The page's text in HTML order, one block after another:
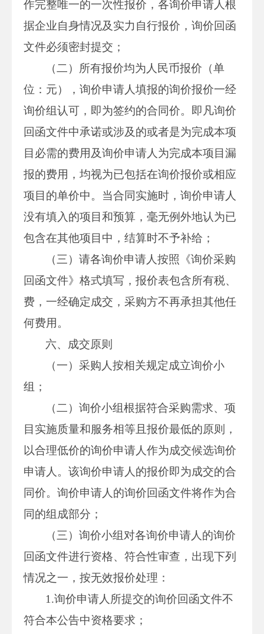
作完整唯一的一次性报价，各询价申请人根
据企业自身情况及实力自行报价，询价回函
文件必须密封提交；
（二）所有报价均为人民币报价（单
位：元），询价申请人填报的询价报价一经
询价组认可，即为签约的合同价。即凡询价
回函文件中承诺或涉及的或者是为完成本项
目必需的费用及询价申请人为完成本项目漏
报的费用，均视为已包括在询价报价或相应
项目的单价中。当合同实施时，询价申请人
没有填入的项目和预算，毫无例外地认为已
包含在其他项目中，结算时不予补给；
（三）请各询价申请人按照《询价采购
回函文件》格式填写，报价表包含所有税、
费，一经确定成交，采购方不再承担其他任
何费用。
六、成交原则
（一）采购人按相关规定成立询价小
组；
（二）询价小组根据符合采购需求、项
目实施质量和服务相等且报价最低的原则，
以合理低价的询价申请人作为成交候选询价
申请人。该询价申请人的报价即为成交的合
同价。询价申请人的询价回函文件将作为合
同的组成部分；
（三）询价小组对各询价申请人的询价
回函文件进行资格、符合性审查，出现下列
情况之一，按无效报价处理：
1.询价申请人所提交的询价回函文件不
符合本公告中资格要求；